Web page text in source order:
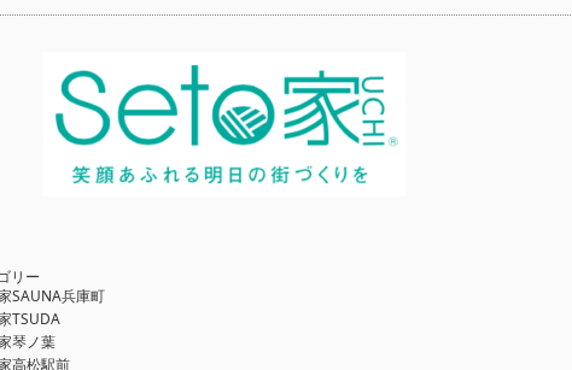
リー
SAUNA兵庫町
TSUDA
琴ノ葉
高松駅前